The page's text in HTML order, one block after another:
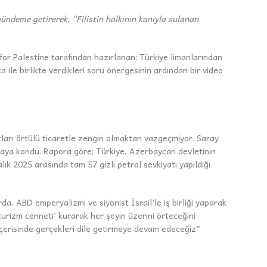
getirerek, “Filistin halkının kanıyla sulanan
tarafından hazırlanan; Türkiye limanlarından
ile birlikte verdikleri soru önergesinin ardından bir video
örtülü ticaretle zengin olmaktan vazgeçmiyor. Saray
kondu. Rapora göre; Türkiye, Azerbaycan devletinin
2025 arasında tam 57 gizli petrol sevkiyatı yapıldığı
ABD emperyalizmi ve siyonist İsrail’le iş birliği yaparak
cenneti’ kurarak her şeyin üzerini örteceğini
gerçekleri dile getirmeye devam edeceğiz”